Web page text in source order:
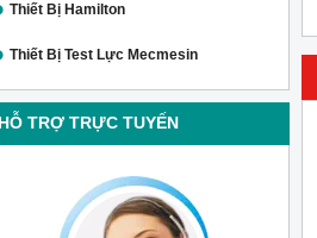
Thiết Bị Hamilton
Thiết Bị Test Lực Mecmesin
HỖ TRỢ TRỰC TUYẾN